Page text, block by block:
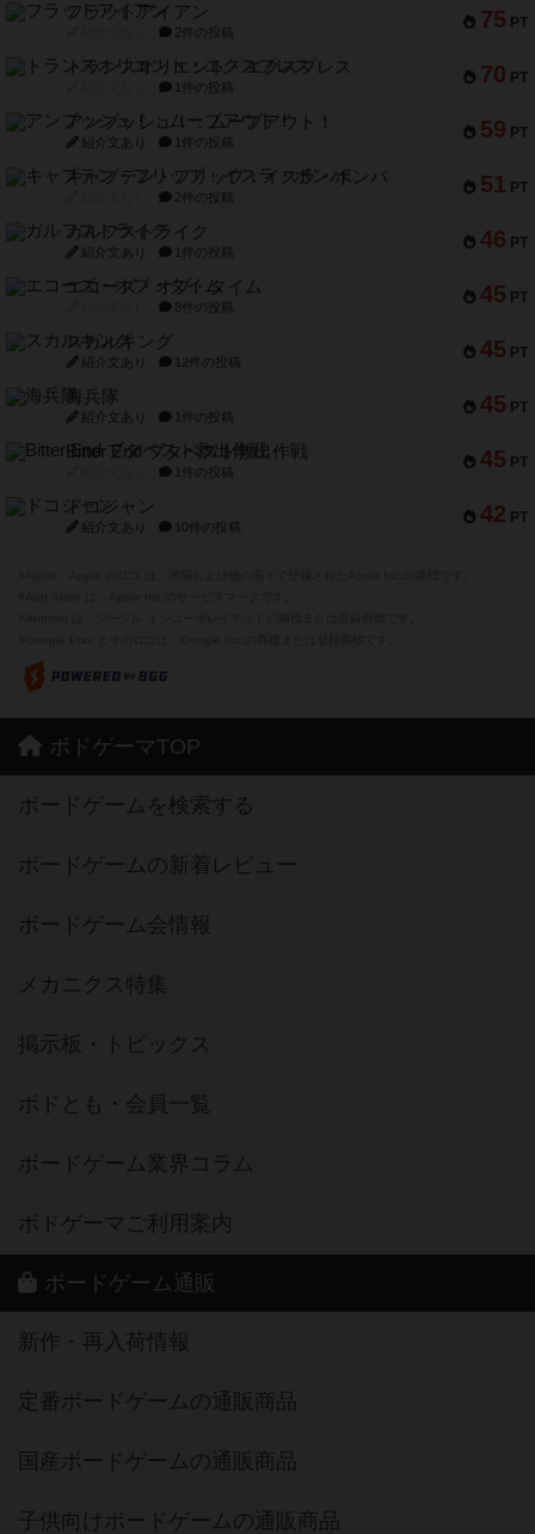
75 PT
フラットアイアン
2件の投稿
70 PT
トランスオリエント・エクスプレス
1件の投稿
59 PT
アンブッシュ！：ムーブアウト！
紹介文あり 1件の投稿
51 PT
キャプテン・フリップ：イスラ・ボンバ
2件の投稿
46 PT
ガルフストライク
紹介文あり 1件の投稿
45 PT
エコーズ・オブ・タイム
8件の投稿
45 PT
スカルキング
紹介文あり 12件の投稿
45 PT
海兵隊
紹介文あり 1件の投稿
45 PT
Bitter End ブタペスト救出作戦
1件の投稿
42 PT
ドコジャン
紹介文あり 10件の投稿
ボドゲーマTOP
ボードゲームを検索する
ボードゲームの新着レビュー
ボードゲーム会情報
メカニクス特集
掲示板・トピックス
ボドとも・会員一覧
ボードゲーム業界コラム
ボドゲーマご利用案内
ボードゲーム通販
新作・再入荷情報
定番ボードゲームの通販商品
国産ボードゲームの通販商品
子供向けボードゲームの通販商品